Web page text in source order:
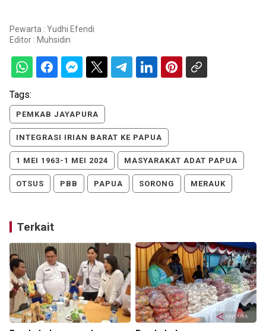
Pewarta : Yudhi Efendi
Editor : Muhsidin
Tags:
PEMKAB JAYAPURA
INTEGRASI IRIAN BARAT KE PAPUA
1 MEI 1963-1 MEI 2024 MASYARAKAT ADAT PAPUA
OTSUS PBB PAPUA SORONG MERAUK
Terkait